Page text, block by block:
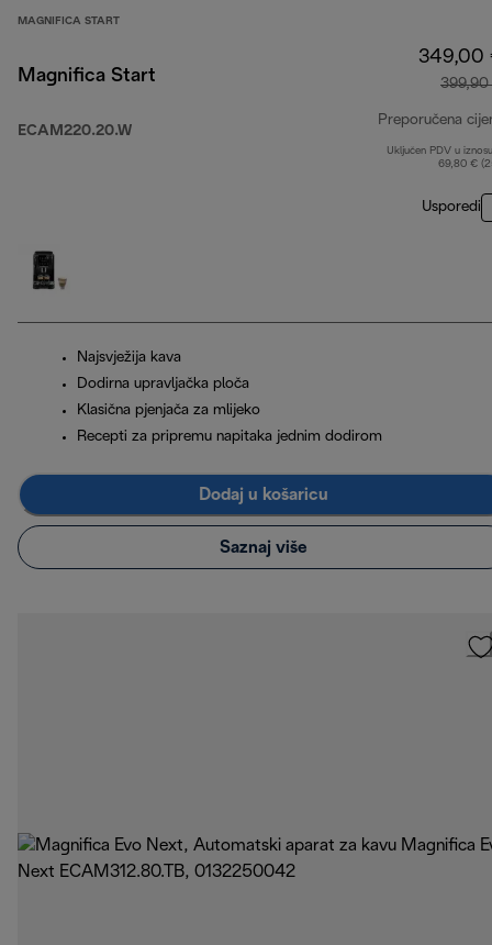
MAGNIFICA START
Magnifica Start
ECAM220.20.W
349,00
Preporučena
Uključen PDV u
69,80 €
Usporedi
Najsvježija kava
Dodirna upravljačka ploča
Klasična pjenjača za mlijeko
Recepti za pripremu napitaka jednim dodirom
Dodaj u košaricu
Saznaj više